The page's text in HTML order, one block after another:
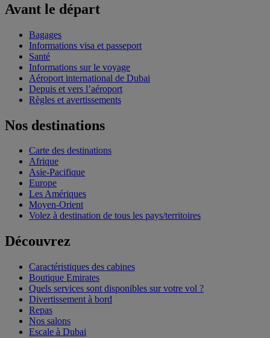
Avant le départ
Bagages
Informations visa et passeport
Santé
Informations sur le voyage
Aéroport international de Dubai
Depuis et vers l’aéroport
Règles et avertissements
Nos destinations
Carte des destinations
Afrique
Asie-Pacifique
Europe
Les Amériques
Moyen-Orient
Volez à destination de tous les pays/territoires
Découvrez
Caractéristiques des cabines
Boutique Emirates
Quels services sont disponibles sur votre vol ?
Divertissement à bord
Repas
Nos salons
Escale à Dubai